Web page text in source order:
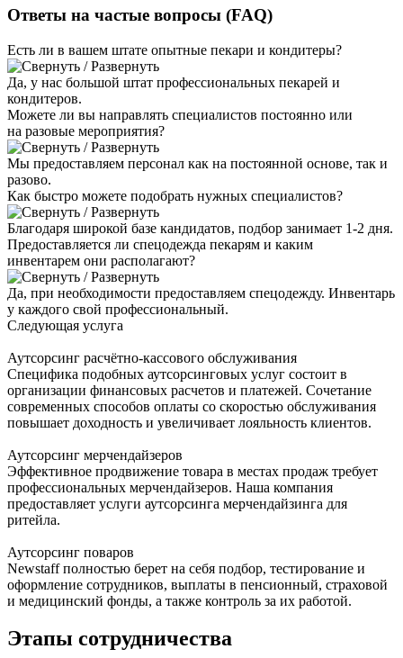
Ответы на частые вопросы (FAQ)
Есть ли в вашем штате опытные пекари и кондитеры?
Да, у нас большой штат профессиональных пекарей и
кондитеров.
Можете ли вы направлять специалистов постоянно или
на разовые мероприятия?
Мы предоставляем персонал как на постоянной основе, так и
разово.
Как быстро можете подобрать нужных специалистов?
Благодаря широкой базе кандидатов, подбор занимает 1-2 дня.
Предоставляется ли спецодежда пекарям и каким
инвентарем они располагают?
Да, при необходимости предоставляем спецодежду. Инвентарь
у каждого свой профессиональный.
Следующая услуга
Аутсорсинг расчётно-кассового обслуживания
Специфика подобных аутсорсинговых услуг состоит в
организации финансовых расчетов и платежей. Сочетание
современных способов оплаты со скоростью обслуживания
повышает доходность и увеличивает лояльность клиентов.
Аутсорсинг мерчендайзеров
Эффективное продвижение товара в местах продаж требует
профессиональных мерчендайзеров. Наша компания
предоставляет услуги аутсорсинга мерчендайзинга для
ритейла.
Аутсорсинг поваров
Newstaff полностью берет на себя подбор, тестирование и
оформление сотрудников, выплаты в пенсионный, страховой
и медицинский фонды, а также контроль за их работой.
Этапы сотрудничества